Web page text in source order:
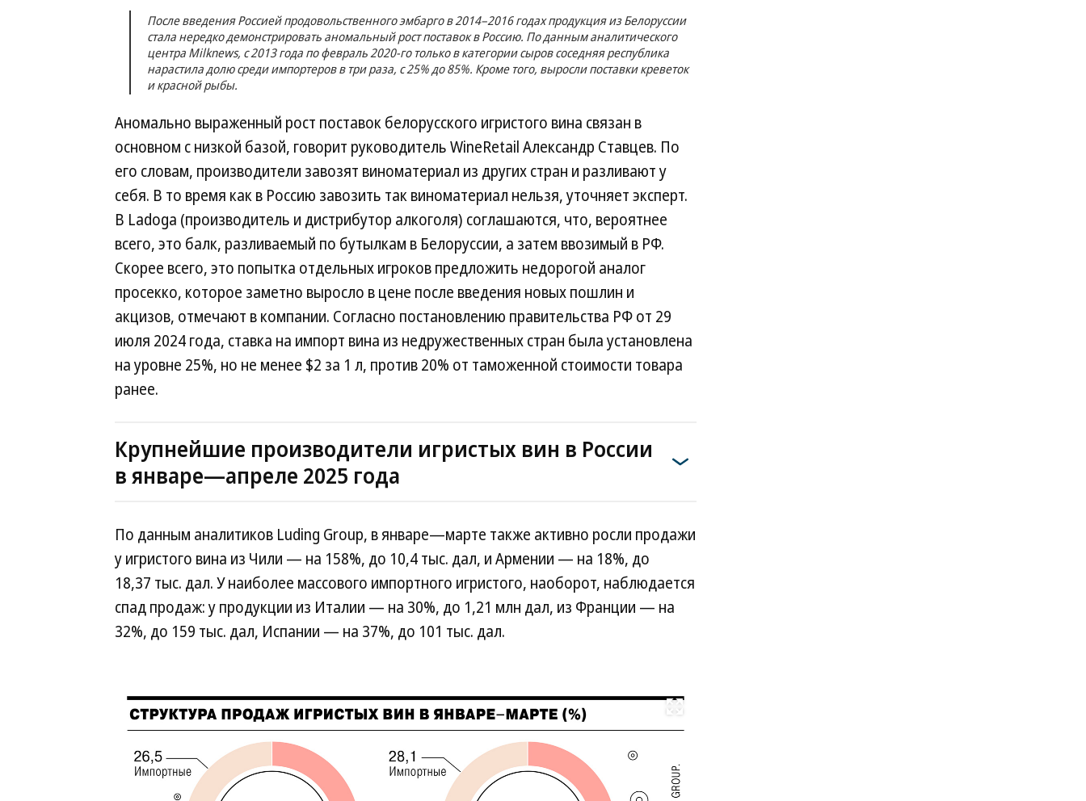
После введения Россией продовольственного эмбарго в 2014–2016 годах продукция из Белоруссии
стала нередко демонстрировать аномальный рост поставок в Россию. По данным аналитического
центра Milknews, с 2013 года по февраль 2020-го только в категории сыров соседняя республика
нарастила долю среди импортеров в три раза, с 25% до 85%. Кроме того, выросли поставки креветок
и красной рыбы.
Аномально выраженный рост поставок белорусского игристого вина связан в
основном с низкой базой, говорит руководитель WineRetail Александр Ставцев. По
его словам, производители завозят виноматериал из других стран и разливают у
себя. В то время как в Россию завозить так виноматериал нельзя, уточняет эксперт.
В Ladoga (производитель и дистрибутор алкоголя) соглашаются, что, вероятнее
всего, это балк, разливаемый по бутылкам в Белоруссии, а затем ввозимый в РФ.
Скорее всего, это попытка отдельных игроков предложить недорогой аналог
просекко, которое заметно выросло в цене после введения новых пошлин и
акцизов, отмечают в компании. Согласно постановлению правительства РФ от 29
июля 2024 года, ставка на импорт вина из недружественных стран была установлена
на уровне 25%, но не менее $2 за 1 л, против 20% от таможенной стоимости товара
ранее.
Крупнейшие производители игристых вин в России
в январе—апреле 2025 года
По данным аналитиков Luding Group, в январе—марте также активно росли продажи
у игристого вина из Чили — на 158%, до 10,4 тыс. дал, и Армении — на 18%, до
18,37 тыс. дал. У наиболее массового импортного игристого, наоборот, наблюдается
спад продаж: у продукции из Италии — на 30%, до 1,21 млн дал, из Франции — на
32%, до 159 тыс. дал, Испании — на 37%, до 101 тыс. дал.
Развернуть на весь экран